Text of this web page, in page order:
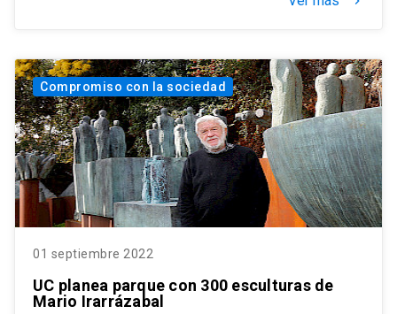
Compromiso con la sociedad
01 septiembre 2022
UC planea parque con 300 esculturas de
Mario Irarrázabal